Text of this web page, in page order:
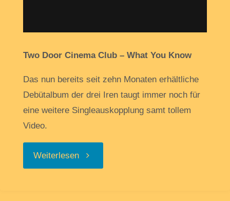
Two Door Cinema Club – What You Know
Das nun bereits seit zehn Monaten erhältliche
Debütalbum der drei Iren taugt immer noch für
eine weitere Singleauskopplung samt tollem
Video.
Weiterlesen„Meine